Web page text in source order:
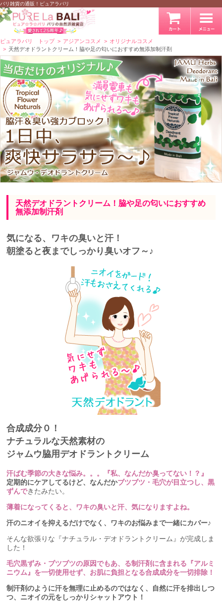
バリ雑貨の通販！ピュアラバリ
ピュアラバリ トップ アジアンコスメ
オリジナルコスメ
天然デオドラントクリーム！脇や足の匂いにおすすめ無添加制汗剤
天然デオドラントクリーム！脇や足の匂いにおすすめ
無添加制汗剤
気になる、ワキの臭いと汗！
朝塗ると夜までしっかり臭いオフ～♪
合成成分０！
ナチュラルな天然素材の
ジャムウ脇用デオドラントクリーム
汗ばむ季節の大きな悩み。。。『私、なんだか臭ってない！？』
定期的にケアしてるけど、なんだかブツブツ・毛穴が目立つし、黒
ずんできたみたい。
薄着になってくると、ワキの臭いと汗、気になりますよね。
汗のニオイを抑えるだけでなく、ワキのお悩みまで一緒にカバー♪
そんな欲張りな『ナチュラル・デオドラントクリーム』が完成しま
した！
毛穴黒ずみ・ブツブツの原因でもあ、る制汗剤に含まれる『アルミ
ニウム』を一切使用せず、お肌に負担となる合成成分を一切排除！
制汗剤のように汗を無理に止めるのではなく、自然に汗を排出しつ
つ、ニオイの元をしっかりシャットアウト！